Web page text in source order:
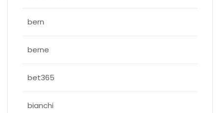
bern
berne
bet365
bianchi